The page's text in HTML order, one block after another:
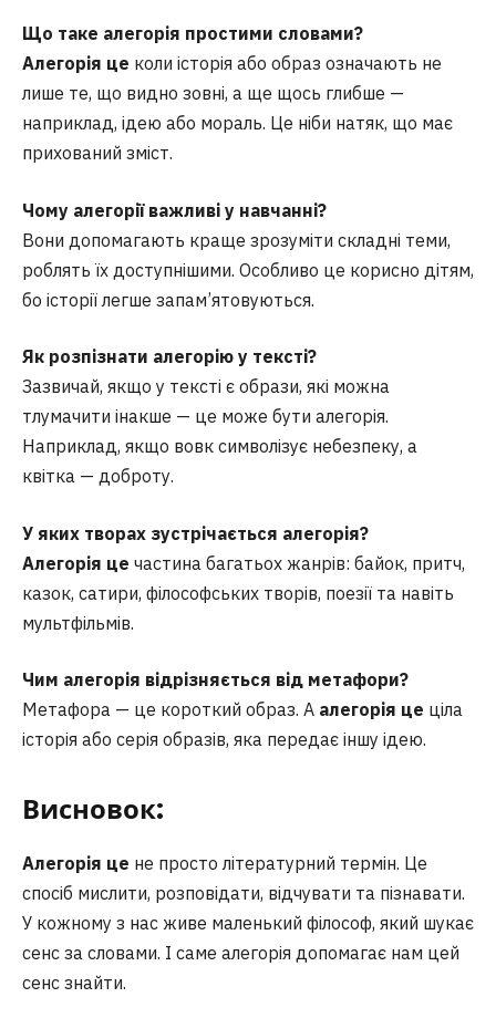
Що таке алегорія простими словами?
Алегорія це коли історія або образ означають не
лише те, що видно зовні, а ще щось глибше —
наприклад, ідею або мораль. Це ніби натяк, що має
прихований зміст.
Чому алегорії важливі у навчанні?
Вони допомагають краще зрозуміти складні теми,
роблять їх доступнішими. Особливо це корисно дітям,
бо історії легше запам’ятовуються.
Як розпізнати алегорію у тексті?
Зазвичай, якщо у тексті є образи, які можна
тлумачити інакше — це може бути алегорія.
Наприклад, якщо вовк символізує небезпеку, а
квітка — доброту.
У яких творах зустрічається алегорія?
Алегорія це частина багатьох жанрів: байок, притч,
казок, сатири, філософських творів, поезії та навіть
мультфільмів.
Чим алегорія відрізняється від метафори?
Метафора — це короткий образ. А алегорія це ціла
історія або серія образів, яка передає іншу ідею.
Висновок:
Алегорія це не просто літературний термін. Це
спосіб мислити, розповідати, відчувати та пізнавати.
У кожному з нас живе маленький філософ, який шукає
сенс за словами. І саме алегорія допомагає нам цей
сенс знайти.